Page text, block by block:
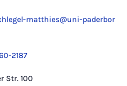
matthies@uni-paderbor
2187
Str. 100